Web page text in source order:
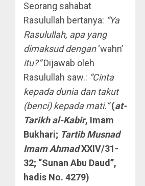
Seorang sahabat
Rasulullah bertanya: “Ya
Rasulullah, apa yang
dimaksud dengan‘wahn’
itu?”Dijawab oleh
Rasulullah saw.: “Cinta
kepada dunia dan takut
(benci) kepada mati.”(at-
Tarikh al-Kabir, Imam
Bukhari; Tartib Musnad
Imam AhmadXXIV/31-
32; “Sunan Abu Daud”,
hadis No. 4279)